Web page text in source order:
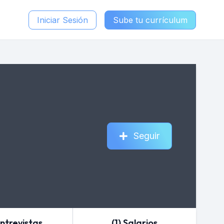
Iniciar Sesión Sube tu currículum
Seguir